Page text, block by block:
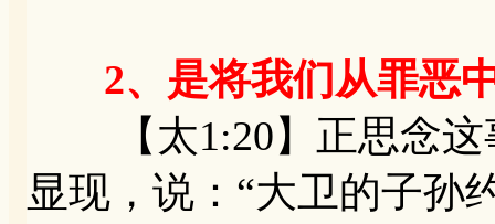
2、是将我们从罪恶
【太1:20】正思念这
显现，说：“大卫的子孙